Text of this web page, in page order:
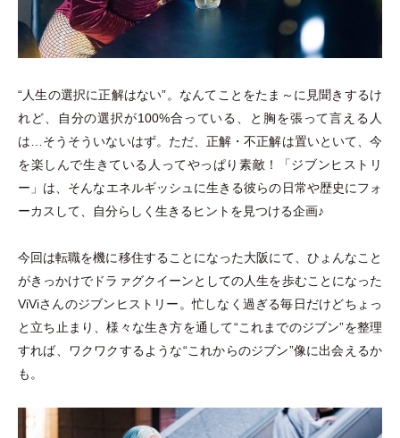
“人生の選択に正解はない”。なんてことをたま～に見聞きするけ
れど、自分の選択が100%合っている、と胸を張って言える人
は…そうそういないはず。ただ、正解 ・不正解は置いといて、今
を楽しんで生きている人ってやっぱり素敵！
「ジブンヒストリ
ー 」 は、そんなエネルギッシュに生きる彼らの日常や歴史にフォ
ーカスして、自分らしく生きるヒントを見つける企画♪
今回は転職を機に移住することになった大阪にて、ひょんなこと
がきっかけでドラァグクイーンとしての人生を歩むことになった
ViViさんのジブンヒストリー。忙しなく過ぎる毎日だけどちょっ
と立ち止まり、様々な生き方を通して“これまでのジブン”を整理
すれば、ワクワクするような“これからのジブン”像に出会えるか
も。